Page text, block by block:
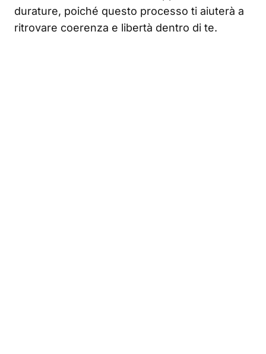
durature, poiché questo processo ti aiuterà a
ritrovare coerenza e libertà dentro di te.